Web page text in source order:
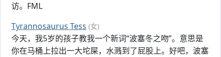
访。FML
Tyrannosaurus Tess (女)
今天，我5岁的孩子教我一个新词“波塞冬之吻”。意思是
你在马桶上拉出一大坨屎，水溅到了屁股上。好吧，波塞